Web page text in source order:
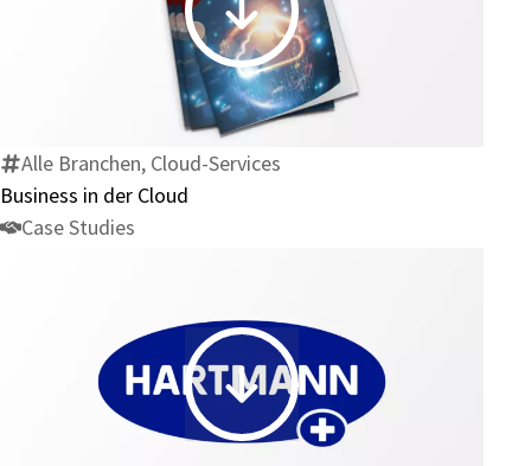
Business
in
der
Cloud
Alle Branchen, Cloud-Services
Business in der Cloud
Case Studies
HARTMANN:
Digitale